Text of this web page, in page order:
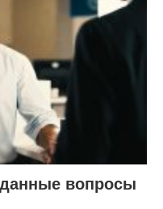
вопросы